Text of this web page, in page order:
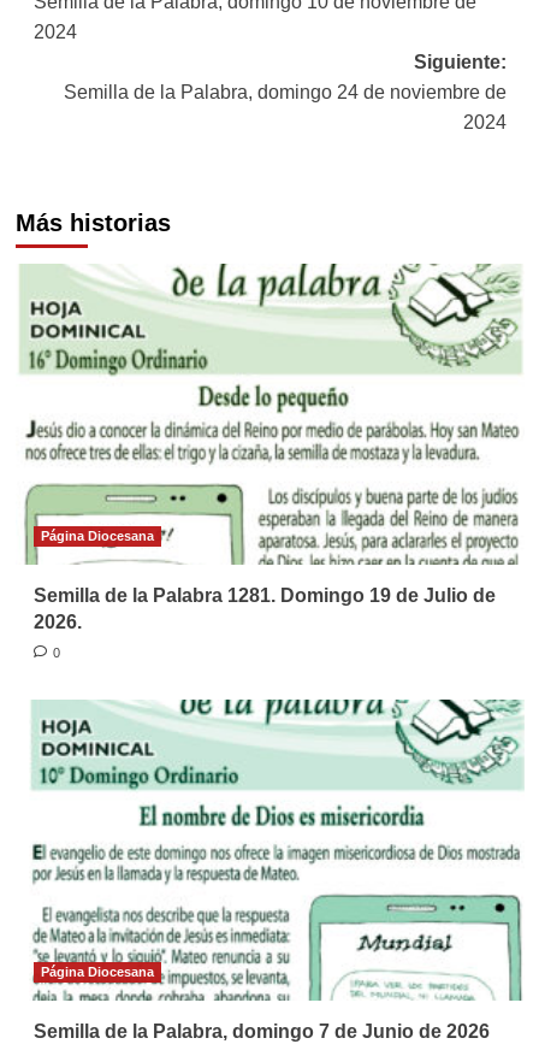
de
2024
Siguiente:
Semilla de la Palabra, domingo 24 de noviembre de
2024
Más historias
Página Diocesana
Semilla de la Palabra 1281. Domingo 19 de Julio de
2026.
0
Página Diocesana
Semilla de la Palabra, domingo 7 de Junio de 2026